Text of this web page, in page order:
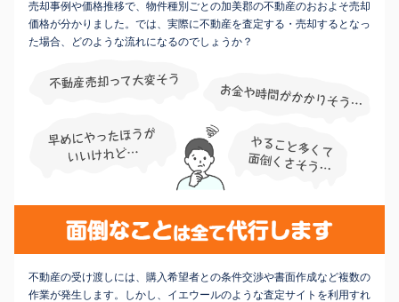
売却事例や価格推移で、物件種別ごとの加美郡の不動産のおおよそ売却
価格が分かりました。では、実際に不動産を査定する・売却するとなっ
た場合、どのような流れになるのでしょうか？
不動産の受け渡しには、購入希望者との条件交渉や書面作成など複数の
作業が発生します。しかし、イエウールのような査定サイトを利用すれ